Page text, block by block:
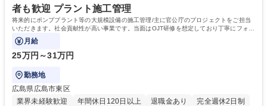
者も歓迎 プラント施工管理
将来的にポンププラント等の大規模設備の施工管理/主に官公庁のプロジェクトをご担当
いただきます。社会貢献性が高い事業です。当面はOJT研修を想定しており丁寧にフォロ
ーいたします。
月給
25万円～31万円
勤務地
広島県広島市東区
業界未経験歓迎
年間休日120日以上 退職金あり
完全週休2日制